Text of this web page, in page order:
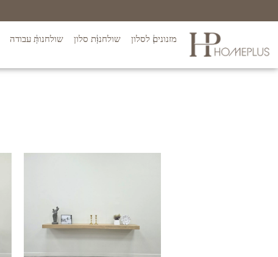
מזנונים לסלון שולחנות סלון שולחנות עבודה